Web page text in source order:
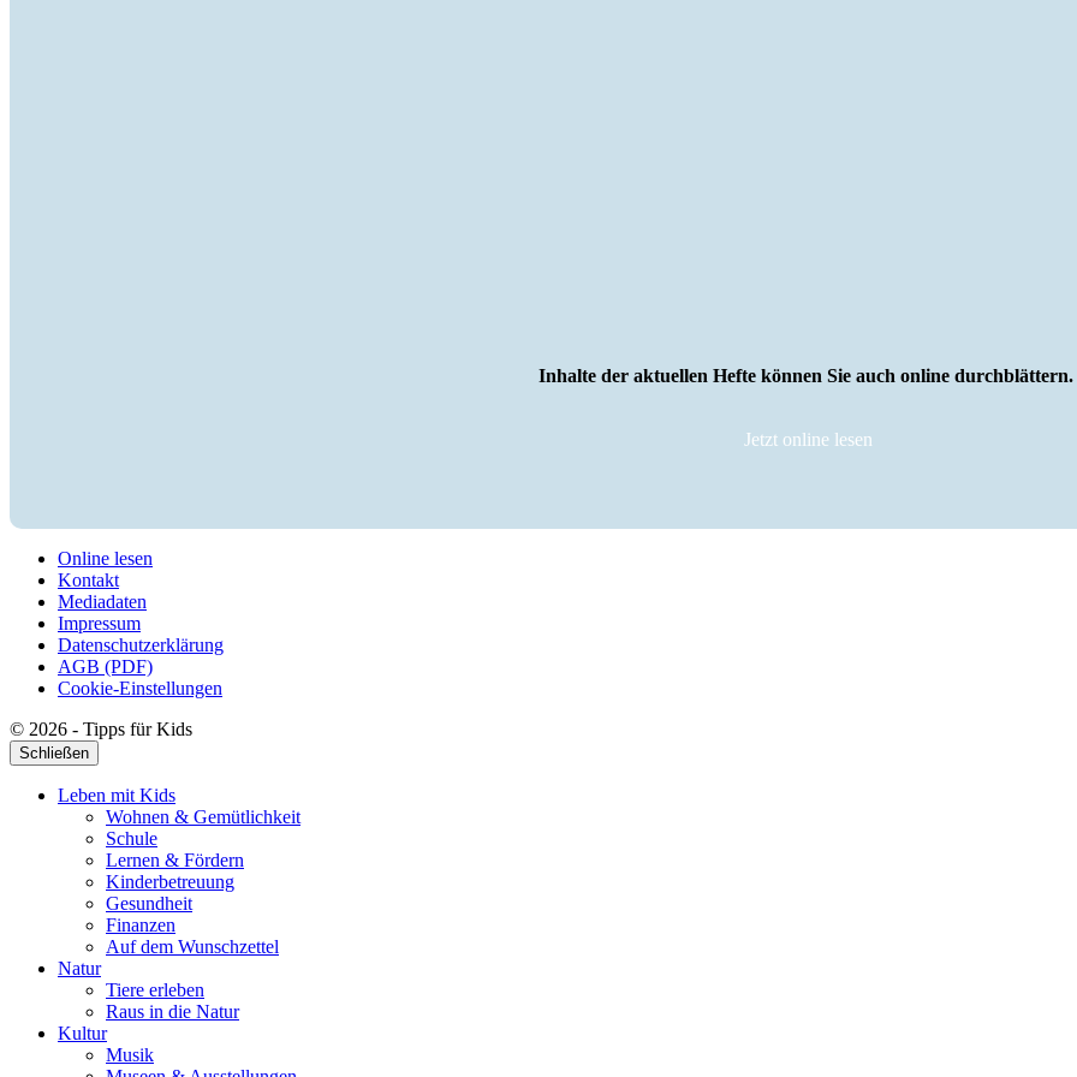
Inhalte der aktuellen Hefte können Sie auch online durchblättern.
Jetzt online lesen
Online lesen
Kontakt
Mediadaten
Impressum
Datenschutzerklärung
AGB (PDF)
Cookie-Einstellungen
© 2026 - Tipps für Kids
Schließen
Leben mit Kids
Wohnen & Gemütlichkeit
Schule
Lernen & Fördern
Kinderbetreuung
Gesundheit
Finanzen
Auf dem Wunschzettel
Natur
Tiere erleben
Raus in die Natur
Kultur
Musik